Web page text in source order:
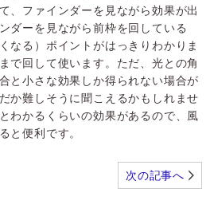
、ファインダーを見ながら効果が出
ダーを見ながら前枠を回している
なる）ポイントがはっきりわかりま
で回して使います。ただ、光との角
と小さな効果しか得られない場合が
か難しそうに聞こえるかもしれませ
わかるくらいの効果があるので、風
と便利です。
次の記事へ